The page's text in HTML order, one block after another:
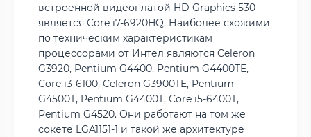
встроенной видеоплатой HD Graphics 530 -
является Core i7-6920HQ. Наиболее схожими
по техническим характеристикам
процессорами от Интел являются Celeron
G3920, Pentium G4400, Pentium G4400TE,
Core i3-6100, Celeron G3900TE, Pentium
G4500T, Pentium G4400T, Core i5-6400T,
Pentium G4520. Они работают на том же
сокете LGA1151-1 и такой же архитектуре